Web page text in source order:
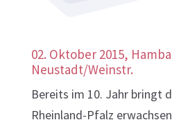
02. Oktober 2015,
Neustadt/Weinstr.
Bereits im 10. Jahr bringt
Rheinland-Pfalz